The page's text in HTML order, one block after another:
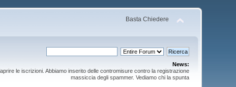
Basta Chiedere
News:
le iscrizioni. Abbiamo inserito delle contromisure contro la registrazione
massiccia degli spammer. Vediamo chi la spunta